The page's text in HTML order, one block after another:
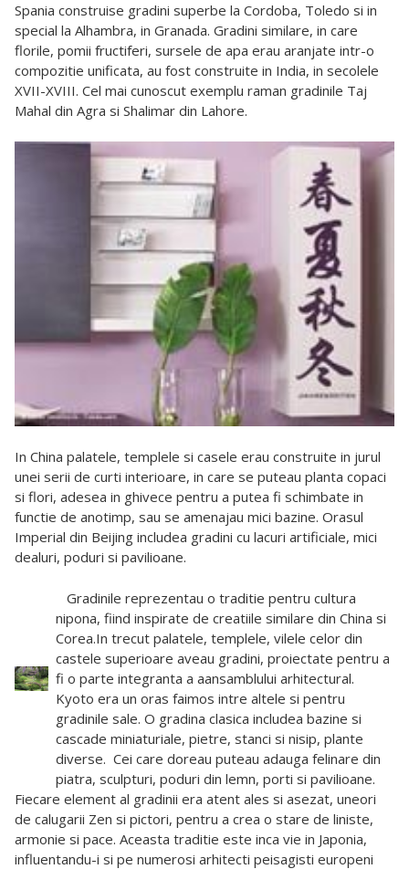
Spania construise gradini superbe la Cordoba, Toledo si in
special la Alhambra, in Granada. Gradini similare, in care
florile, pomii fructiferi, sursele de apa erau aranjate intr-o
compozitie unificata, au fost construite in India, in secolele
XVII-XVIII. Cel mai cunoscut exemplu raman gradinile Taj
Mahal din Agra si Shalimar din Lahore.
In China palatele, templele si casele erau construite in jurul
unei serii de curti interioare, in care se puteau planta copaci
si flori, adesea in ghivece pentru a putea fi schimbate in
functie de anotimp, sau se amenajau mici bazine. Orasul
Imperial din Beijing includea gradini cu lacuri artificiale, mici
dealuri, poduri si pavilioane.
Gradinile reprezentau o traditie pentru cultura
nipona, fiind inspirate de creatiile similare din China si
Corea.In trecut palatele, templele, vilele celor din
castele superioare aveau gradini, proiectate pentru a
fi o parte integranta a aansamblului arhitectural.
Kyoto era un oras faimos intre altele si pentru
gradinile sale. O gradina clasica includea bazine si
cascade miniaturiale, pietre, stanci si nisip, plante
diverse. Cei care doreau puteau adauga felinare din
piatra, sculpturi, poduri din lemn, porti si pavilioane.
Fiecare element al gradinii era atent ales si asezat, uneori
de calugarii Zen si pictori, pentru a crea o stare de liniste,
armonie si pace. Aceasta traditie este inca vie in Japonia,
influentandu-i si pe numerosi arhitecti peisagisti europeni